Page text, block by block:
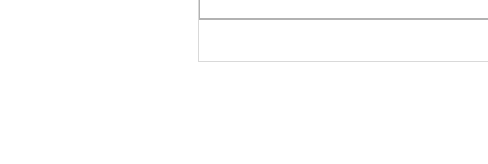
GoMapTravelByFraveo